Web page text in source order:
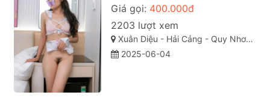
Giá gọi: 400.000đ
2203 lượt xem
Xuân Diệu - Hải Cảng - Quy Nhơn - Bình Định
2025-06-04